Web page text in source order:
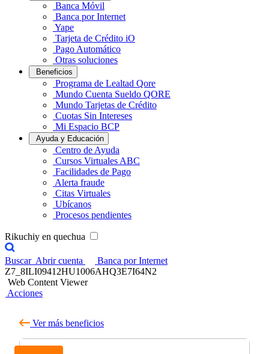
Banca Móvil
Banca por Internet
Yape
Tarjeta de Crédito iO
Pago Automático
Otras soluciones
Beneficios
Programa de Lealtad Qore
Mundo Cuenta Sueldo QORE
Mundo Tarjetas de Crédito
Cuotas Sin Intereses
Mi Espacio BCP
Ayuda y Educación
Centro de Ayuda
Cursos Virtuales ABC
Facilidades de Pago
Alerta fraude
Citas Virtuales
Ubícanos
Procesos pendientes
Rikuchiy en quechua
Buscar Abrir cuenta
Banca por Internet
Z7_8ILI09412HU1006AHQ3E7I64N2
Web Content Viewer
Acciones
Ver más beneficios